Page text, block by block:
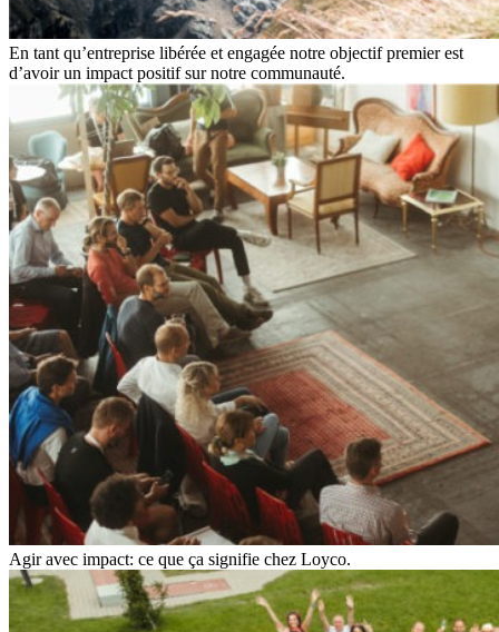
En tant qu’entreprise libérée et engagée notre objectif premier est
d’avoir un impact positif sur notre communauté.
Agir avec impact: ce que ça signifie chez Loyco.